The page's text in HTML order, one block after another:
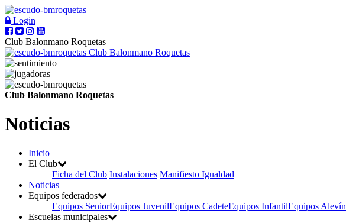
Login
Club Balonmano Roquetas
Club Balonmano Roquetas
Club Balonmano Roquetas
Noticias
Inicio
El Club
Ficha del Club Instalaciones Manifiesto Igualdad
Noticias
Equipos federados
Equipos SeniorEquipos JuvenilEquipos CadeteEquipos InfantilEquipos Alevín
Escuelas municipales